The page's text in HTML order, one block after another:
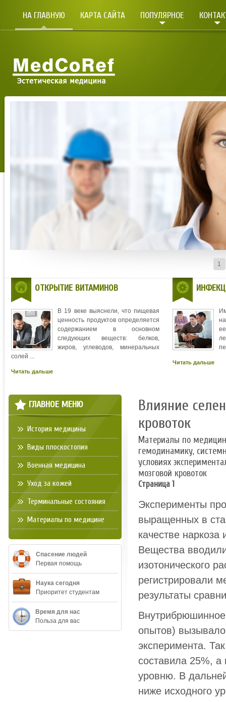
НА ГЛАВНУЮ КАРТА САЙТА ПОПУЛЯРНОЕ
1
ОТКРЫТИЕ ВИТАМИНОВ
В 19 веке выяснели, что пищевая
ценность продуктов определяется
содержанием в основном
следующих веществ: белков,
жиров, углеводов, минеральных
солей ...
Читать дальше
Читать дальше
Влияние
кровоток
Материалы по
гемодинамику,
условиях
мозговой кровоток
Страница 1
Эксперименты
выращенных в
качестве наркоза
Вещества
изотонического
регистрировали
результаты
Внутрибрюшинное
опытов)
эксперимента.
составила 25%,
уровню. В
ниже исходного
ГЛАВНОЕ МЕНЮ
История медицины
Виды плоскостопия
Военная медицина
Уход за кожей
Терминальные состояния
Материалы по медицине
Спасение людей
Первая помощь
Наука сегодня
Приоритет студентам
Время для нас
Польза для вас